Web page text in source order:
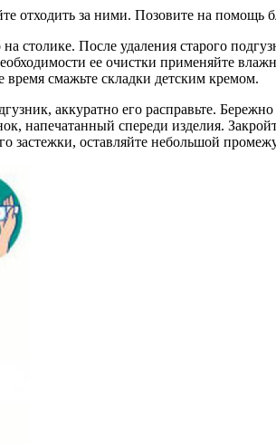
отходить за ними. Позовите на помощь
столике. После удаления старого
ее очистки применяйте
смажьте складки детским кремом.
аккуратно его расправьте.
напечатанный спереди изделия.
застежки, оставляйте небольшой